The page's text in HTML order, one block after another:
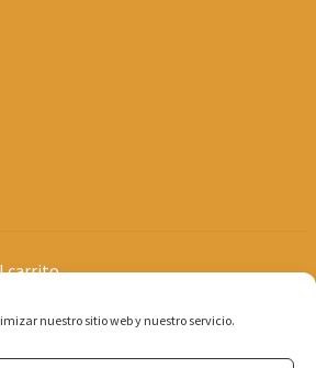
nuestro sitio web y nuestro servicio.
carrito.